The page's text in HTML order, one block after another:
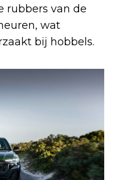
rubbers van de
wat
bij hobbels.